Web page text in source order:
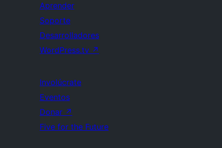
Aprender
Soporte
Desarrolladores
WordPress.tv ↗
Involúcrate
Eventos
Donar ↗
Five for the Future